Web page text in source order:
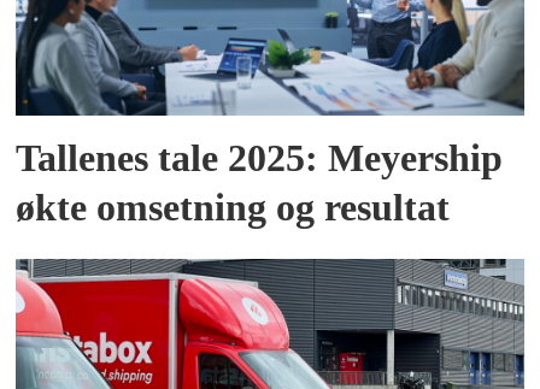
Tallenes tale 2025: Meyership
økte omsetning og resultat